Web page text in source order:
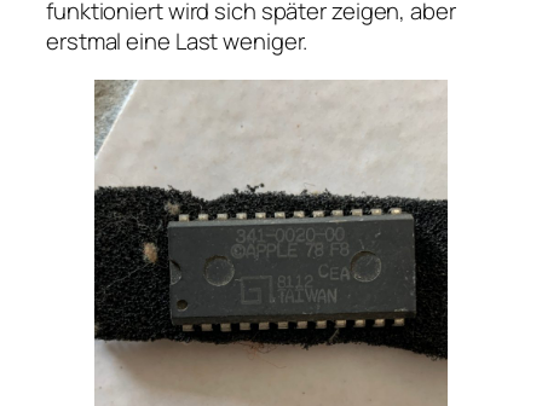
funktioniert wird sich später zeigen, aber
erstmal eine Last weniger.